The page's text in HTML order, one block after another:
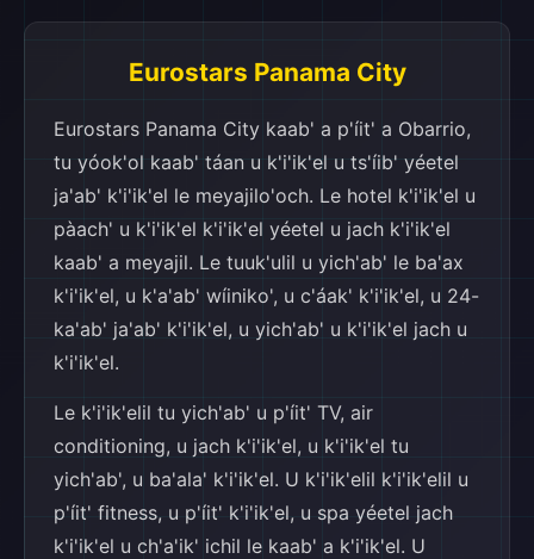
Eurostars Panama City
Eurostars Panama City kaab' a p'íit' a Obarrio,
tu yóok'ol kaab' táan u k'i'ik'el u ts'íib' yéetel
ja'ab' k'i'ik'el le meyajilo'och. Le hotel k'i'ik'el u
pàach' u k'i'ik'el k'i'ik'el yéetel u jach k'i'ik'el
kaab' a meyajil. Le tuuk'ulil u yich'ab' le ba'ax
k'i'ik'el, u k'a'ab' wíiniko', u c'áak' k'i'ik'el, u 24-
ka'ab' ja'ab' k'i'ik'el, u yich'ab' u k'i'ik'el jach u
k'i'ik'el.
Le k'i'ik'elil tu yich'ab' u p'íit' TV, air
conditioning, u jach k'i'ik'el, u k'i'ik'el tu
yich'ab', u ba'ala' k'i'ik'el. U k'i'ik'elil k'i'ik'elil u
p'íit' fitness, u p'íit' k'i'ik'el, u spa yéetel jach
k'i'ik'el u ch'a'ik' ichil le kaab' a k'i'ik'el. U